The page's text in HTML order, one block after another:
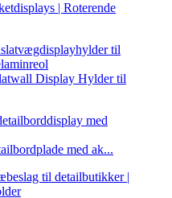
| Roterende
Display Hylder til
med ak...